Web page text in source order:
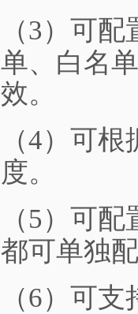
（3） 可配
单、白名
效。
（4） 可根
度。
（5） 可配
都可单独
（6） 可支